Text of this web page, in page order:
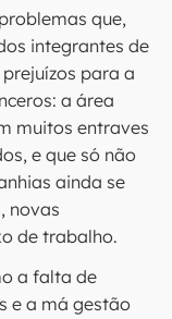
que,
integrantes de
para a
a área
muitos entraves
e que só não
ainda se
novas
de trabalho.
a falta de
e a má gestão